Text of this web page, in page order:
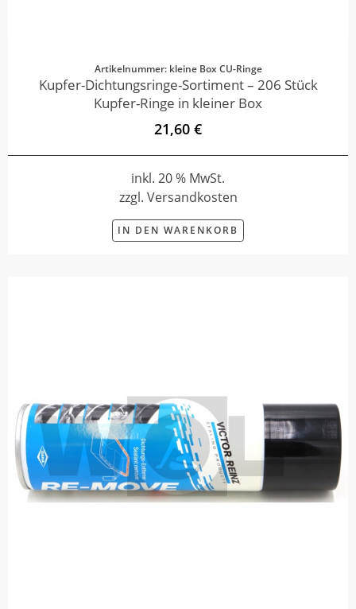
Artikelnummer: kleine Box CU-Ringe
Kupfer-Dichtungsringe-Sortiment – 206 Stück
Kupfer-Ringe in kleiner Box
21,60 €
inkl. 20 % MwSt.
zzgl. Versandkosten
IN DEN WARENKORB